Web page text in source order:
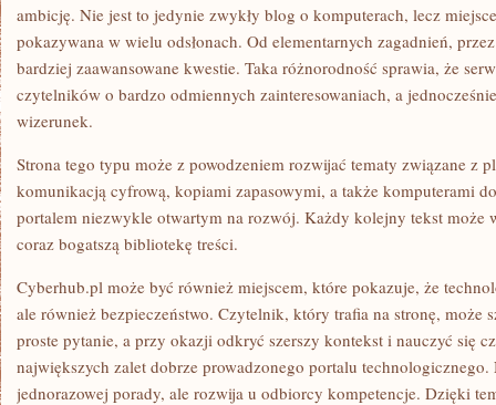
ambicję. Nie jest to jedynie zwykły blog o komputerach, lecz
pokazywana w wielu odsłonach. Od elementarnych zagadnień,
bardziej zaawansowane kwestie. Taka różnorodność sprawia, że
czytelników o bardzo odmiennych zainteresowaniach, a
wizerunek.
Strona tego typu może z powodzeniem rozwijać tematy związane z
komunikacją cyfrową, kopiami zapasowymi, a także komputerami
portalem niezwykle otwartym na rozwój. Każdy kolejny tekst może
coraz bogatszą bibliotekę treści.
Cyberhub.pl może być również miejscem, które pokazuje, że
ale również bezpieczeństwo. Czytelnik, który trafia na stronę, może
proste pytanie, a przy okazji odkryć szerszy kontekst i nauczyć się
największych zalet dobrze prowadzonego portalu
jednorazowej porady, ale rozwija u odbiorcy kompetencje. Dzięki